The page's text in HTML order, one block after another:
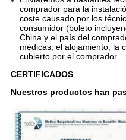
comprador para la
coste causado por los
consumidor (boleto
China y el país del
médicas, el alojamiento, la
cubierto por el comprador
CERTIFICADOS
Nuestros productos han